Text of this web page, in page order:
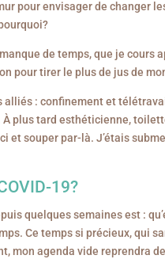
pour envisager de changer
de temps, que je cours
pour tirer le plus de jus de
alliés : confinement et
plus tard esthéticienne,
et souper par-là. J’étais
19?
quelques semaines est :
Ce temps si précieux, qui
mon agenda vide reprendra